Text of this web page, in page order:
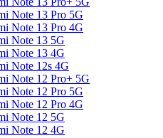
Note 13 Pro 5G
Note 13 Pro 4G
Note 13 5G
Note 13 4G
Note 12s 4G
Note 12 Pro+ 5G
Note 12 Pro 5G
Note 12 Pro 4G
Note 12 5G
Note 12 4G